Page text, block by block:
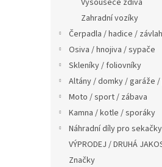
Vysoušeče zdiva
Zahradní vozíky
Čerpadla / hadice /
Osiva / hnojiva / sypače
Skleníky / foliovníky
Altány / domky / garáže
Moto / sport / zábava
Kamna / kotle / sporáky
Náhradní díly pro
VÝPRODEJ / DRUHÁ
Značky